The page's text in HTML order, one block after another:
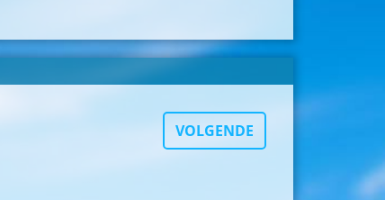
VOLGENDE